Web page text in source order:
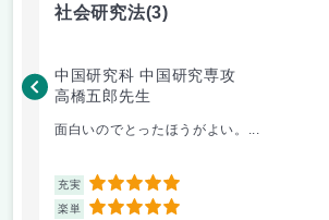
社会研究法(3)
中国研究科 中国研究専攻
高橋五郎先生
面白いのでとったほうがよい。...
充実 5
楽単 5